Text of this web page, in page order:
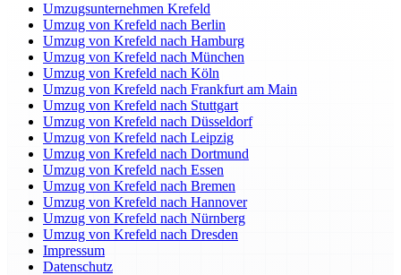
Umzugsunternehmen Krefeld
Umzug von Krefeld nach Berlin
Umzug von Krefeld nach Hamburg
Umzug von Krefeld nach München
Umzug von Krefeld nach Köln
Umzug von Krefeld nach Frankfurt am Main
Umzug von Krefeld nach Stuttgart
Umzug von Krefeld nach Düsseldorf
Umzug von Krefeld nach Leipzig
Umzug von Krefeld nach Dortmund
Umzug von Krefeld nach Essen
Umzug von Krefeld nach Bremen
Umzug von Krefeld nach Hannover
Umzug von Krefeld nach Nürnberg
Umzug von Krefeld nach Dresden
Impressum
Datenschutz